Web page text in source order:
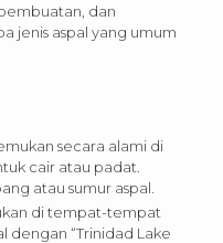
dan
jenis aspal yang umum
secara alami di
cair atau padat.
atau sumur aspal.
di tempat-tempat
dengan “Trinidad Lake